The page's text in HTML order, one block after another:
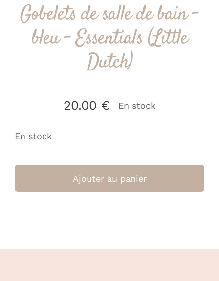
Gobelets de salle de bain –
bleu – Essentials (Little
Dutch)
20.00 € En stock
En stock
de
Ajouter au panier